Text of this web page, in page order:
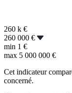
260 k €
260 000 €
min 1 €
max 5 000 000 €
Cet indicateur
concerné.